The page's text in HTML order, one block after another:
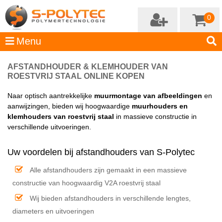
0
AFSTANDHOUDER & KLEMHOUDER VAN
ROESTVRIJ STAAL ONLINE KOPEN
Naar optisch aantrekkelijke muurmontage van afbeeldingen en
aanwijzingen, bieden wij hoogwaardige muurhouders en
klemhouders van roestvrij staal in massieve constructie in
verschillende uitvoeringen.
Uw voordelen bij afstandhouders van S-Polytec
Alle afstandhouders zijn gemaakt in een massieve
constructie van hoogwaardig V2A roestvrij staal
Wij bieden afstandhouders in verschillende lengtes,
diameters en uitvoeringen